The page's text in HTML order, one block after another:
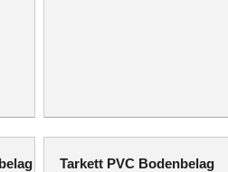
Tarkett PVC Bodenbelag